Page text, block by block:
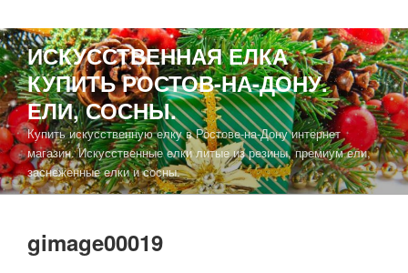
ИСКУССТВЕННАЯ ЕЛКА
КУПИТЬ РОСТОВ-НА-ДОНУ.
ЕЛИ, СОСНЫ.
Купить искусственную елку в Ростове-на-Дону интернет
магазин. Искусственные елки литые из резины, премиум ели,
заснеженные елки и сосны.
gimage00019